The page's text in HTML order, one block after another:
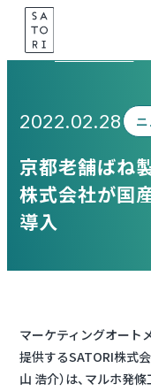
Skip
content
2022.02.28
京都老舗ばね
株式会社が国
導入
マーケティングオートメ
提供するSATORI株式会
山 浩介）は、マルホ発